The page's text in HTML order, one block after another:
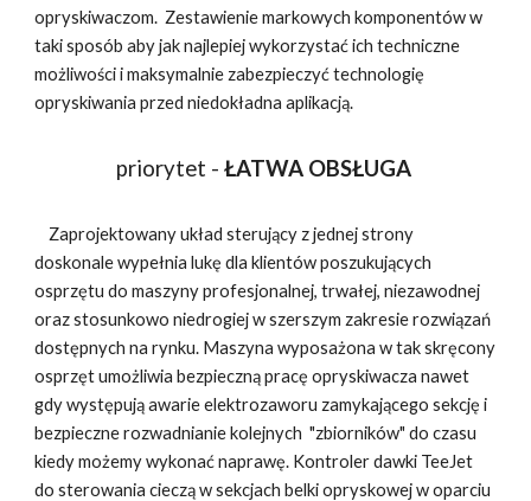
opryskiwaczom. Zestawienie markowych komponentów w
taki sposób aby jak najlepiej wykorzystać ich techniczne
możliwości i maksymalnie zabezpieczyć technologię
opryskiwania przed niedokładna aplikacją.
priorytet - ŁATWA OBSŁUGA
Zaprojektowany układ sterujący z jednej strony
doskonale wypełnia lukę dla klientów poszukujących
osprzętu do maszyny profesjonalnej, trwałej, niezawodnej
oraz stosunkowo niedrogiej w szerszym zakresie rozwiązań
dostępnych na rynku. Maszyna wyposażona w tak skręcony
osprzęt umożliwia bezpieczną pracę opryskiwacza nawet
gdy występują awarie elektrozaworu zamykającego sekcję i
bezpieczne rozwadnianie kolejnych "zbiorników" do czasu
kiedy możemy wykonać naprawę. Kontroler dawki TeeJet
do sterowania cieczą w sekcjach belki opryskowej w oparciu